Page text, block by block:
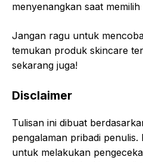
menyenangkan saat
Jangan ragu untuk
temukan produk skincare
sekarang juga!
Disclaimer
Tulisan ini dibuat
pengalaman pribadi penulis.
untuk melakukan